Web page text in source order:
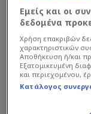
τελείωσε το
Εμείς και οι
δεδομένα
Χρήση επακριβών
χαρακτηριστικών
Αποθήκευση ή/και
Εξατομικευμένη
και περιεχομένου,
Κατάλογος